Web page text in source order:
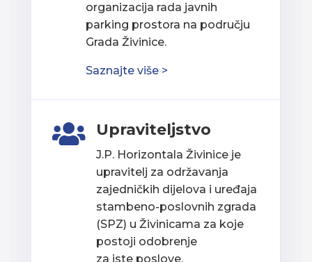
organizacija rada javnih
parking prostora na području
Grada Živinice.
Saznajte više >
 Upraviteljstvo
J.P. Horizontala Živinice je
upravitelj za održavanja
zajedničkih dijelova i uređaja
stambeno-poslovnih zgrada
(SPZ) u Živinicama za koje
postoji odobrenje
za iste poslove.